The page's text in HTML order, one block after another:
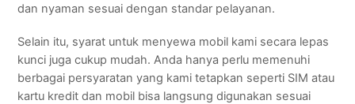
dan nyaman sesuai dengan standar pelayanan.
Selain itu, syarat untuk menyewa mobil kami secara lepas
kunci juga cukup mudah. Anda hanya perlu memenuhi
berbagai persyaratan yang kami tetapkan seperti SIM atau
kartu kredit dan mobil bisa langsung digunakan sesuai